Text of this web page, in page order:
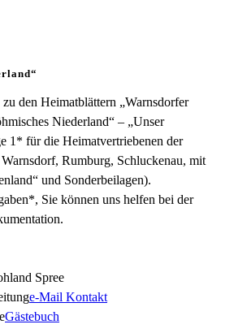
zu den Heimatblättern „Warnsdorfer
Niederland“ – „Unser
1* für die Heimatvertriebenen der
Rumburg, Schluckenau, mit
und Sonderbeilagen).
Sie können uns helfen bei der
Spree
e-Mail KontaktOpens
Gästebuch